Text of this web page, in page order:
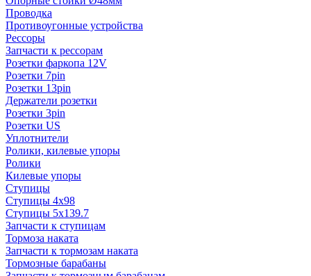
Проводка
Противоугонные устройства
Рессоры
Запчасти к рессорам
Розетки фаркопа 12V
Розетки 7pin
Розетки 13pin
Держатели розетки
Розетки 3pin
Розетки US
Уплотнители
Ролики, килевые упоры
Ролики
Килевые упоры
Ступицы
Ступицы 4x98
Ступицы 5x139.7
Запчасти к ступицам
Тормоза наката
Запчасти к тормозам наката
Тормозные барабаны